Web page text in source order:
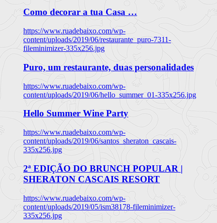
Como decorar a tua Casa …
https://www.ruadebaixo.com/wp-
content/uploads/2019/06/restaurante_puro-7311-
fileminimizer-335x256.jpg
Puro, um restaurante, duas personalidades
https://www.ruadebaixo.com/wp-
content/uploads/2019/06/hello_summer_01-335x256.jpg
Hello Summer Wine Party
https://www.ruadebaixo.com/wp-
content/uploads/2019/06/santos_sheraton_cascais-
335x256.jpg
2ª EDIÇÃO DO BRUNCH POPULAR |
SHERATON CASCAIS RESORT
https://www.ruadebaixo.com/wp-
content/uploads/2019/05/ism38178-fileminimizer-
335x256.jpg